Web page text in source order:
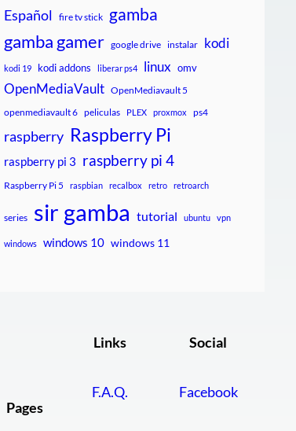
Español fire tv stick gamba
gamba gamer google drive instalar kodi
kodi 19 kodi addons liberar ps4 linux omv
OpenMediaVault OpenMediavault 5
openmediavault 6 peliculas PLEX proxmox ps4
raspberry Raspberry Pi
raspberry pi 3 raspberry pi 4
Raspberry Pi 5 raspbian recalbox retro retroarch
series sir gamba tutorial ubuntu vpn
windows windows 10 windows 11
Pages
Links
F.A.Q.
Social
Facebook